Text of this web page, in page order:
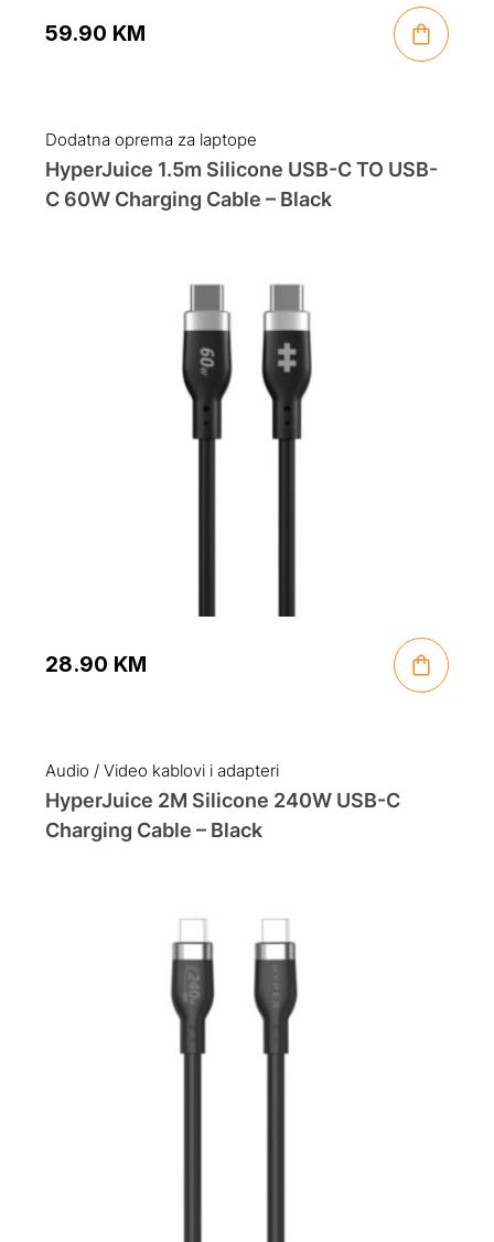
59.90 KM
Dodatna oprema za laptope
HyperJuice 1.5m Silicone USB-C TO USB-
C 60W Charging Cable – Black
28.90 KM
Audio / Video kablovi i adapteri
HyperJuice 2M Silicone 240W USB-C
Charging Cable – Black